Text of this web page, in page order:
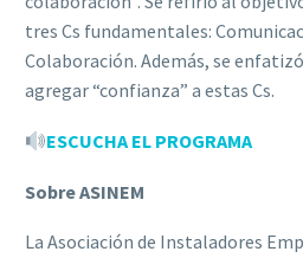
tres Cs fundamentales:
Colaboración. Además, se
agregar “confianza” a estas Cs.
ESCUCHA EL PROGRAMA
Sobre ASINEM
La Asociación de Instaladores